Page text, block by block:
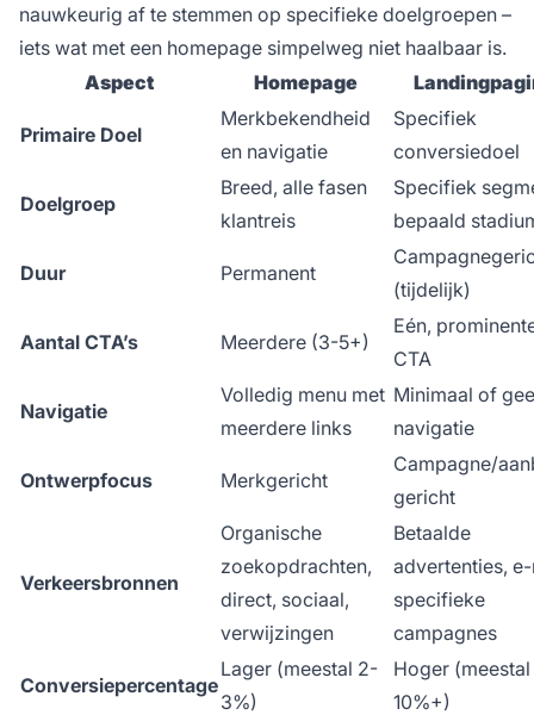
nauwkeurig af te stemmen op specifieke doelgroepen –
iets wat met een homepage simpelweg niet haalbaar is.
Aspect
Homepage
Primaire Doel
Merkbekendheid
en navigatie
Specifiek
conversiedoel
Doelgroep
Breed, alle fasen
klantreis
Specifiek
bepaald
Duur Permanent
(tijdelijk)
Aantal CTA’s Meerdere (3-5+)
Eén,
CTA
Navigatie
Volledig menu met
meerdere links
Minimaal of
navigatie
Ontwerpfocus Merkgericht
Campagne/
gericht
Verkeersbronnen
Organische
zoekopdrachten,
direct, sociaal,
verwijzingen
Betaalde
advertenties,
specifieke
campagnes
Conversiepercentage
Lager (meestal 2-
3%)
Hoger
10%+)